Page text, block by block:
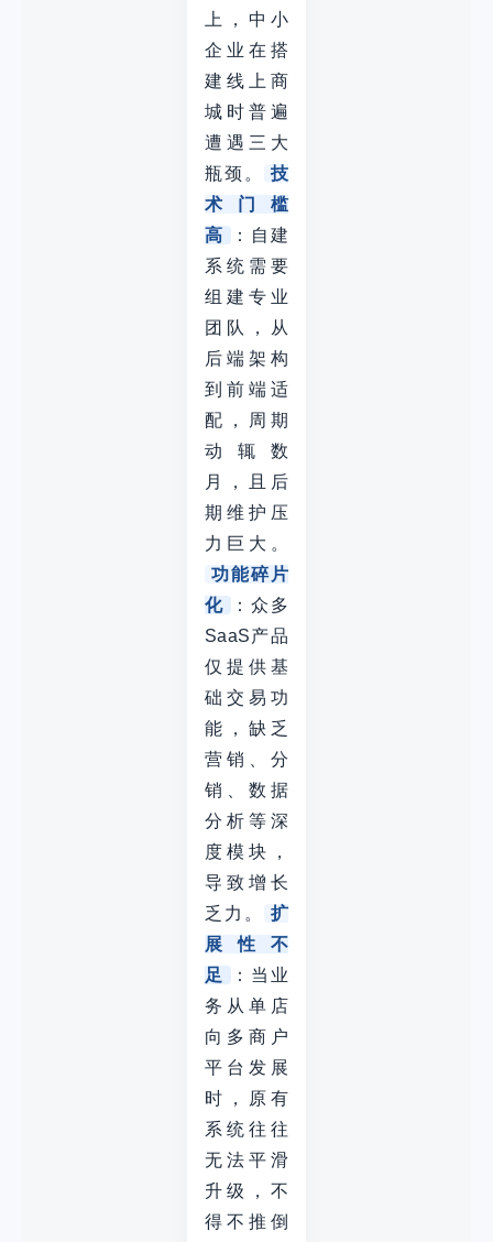
上，中小
企业在搭
建线上商
城时普遍
遭遇三大
瓶颈。
技
术门槛
高
：自建
系统需要
组建专业
团队，从
后端架构
到前端适
配，周期
动辄数
月，且后
期维护压
力巨大。
功能碎片
化
：众多
SaaS产品
仅提供基
础交易功
能，缺乏
营销、分
销、数据
分析等深
度模块，
导致增长
乏力。
扩
展性不
足
：当业
务从单店
向多商户
平台发展
时，原有
系统往往
无法平滑
升级，不
得不推倒